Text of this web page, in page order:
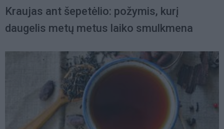
Kraujas ant šepetėlio: požymis, kurį
daugelis metų metus laiko smulkmena